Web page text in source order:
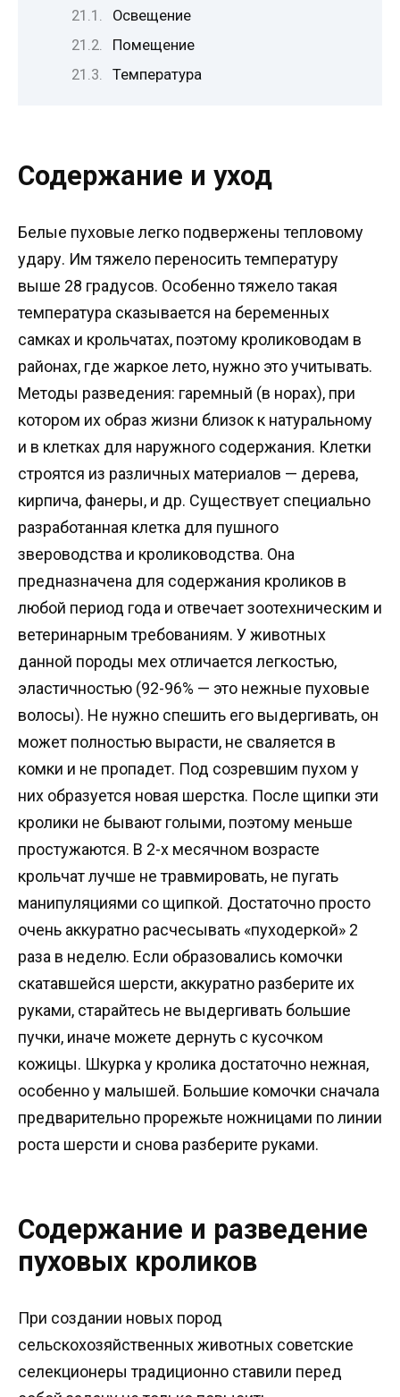
Освещение
Помещение
Температура
Содержание и уход
Белые пуховые легко подвержены тепловому
удару. Им тяжело переносить температуру
выше 28 градусов. Особенно тяжело такая
температура сказывается на беременных
самках и крольчатах, поэтому кролиководам в
районах, где жаркое лето, нужно это учитывать.
Методы разведения: гаремный (в норах), при
котором их образ жизни близок к натуральному
и в клетках для наружного содержания. Клетки
строятся из различных материалов — дерева,
кирпича, фанеры, и др. Существует специально
разработанная клетка для пушного
звероводства и кролиководства. Она
предназначена для содержания кроликов в
любой период года и отвечает зоотехническим и
ветеринарным требованиям. У животных
данной породы мех отличается легкостью,
эластичностью (92-96% — это нежные пуховые
волосы). Не нужно спешить его выдергивать, он
может полностью вырасти, не сваляется в
комки и не пропадет. Под созревшим пухом у
них образуется новая шерстка. После щипки эти
кролики не бывают голыми, поэтому меньше
простужаются. В 2-х месячном возрасте
крольчат лучше не травмировать, не пугать
манипуляциями со щипкой. Достаточно просто
очень аккуратно расчесывать «пуходеркой» 2
раза в неделю. Если образовались комочки
скатавшейся шерсти, аккуратно разберите их
руками, старайтесь не выдергивать большие
пучки, иначе можете дернуть с кусочком
кожицы. Шкурка у кролика достаточно нежная,
особенно у малышей. Большие комочки сначала
предварительно прорежьте ножницами по линии
роста шерсти и снова разберите руками.
Содержание и разведение
пуховых кроликов
При создании новых пород
сельскохозяйственных животных советские
селекционеры традиционно ставили перед